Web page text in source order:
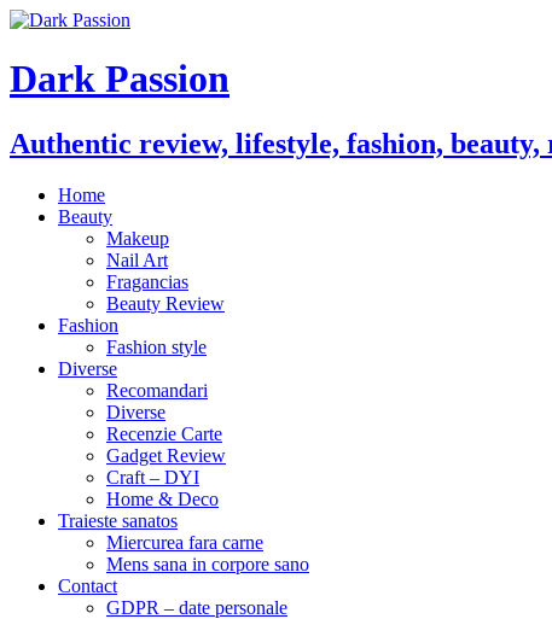
Dark Passion
Authentic review, lifestyle, fashion,
Home
Beauty
Makeup
Nail Art
Fragancias
Beauty Review
Fashion
Fashion style
Diverse
Recomandari
Diverse
Recenzie Carte
Gadget Review
Craft – DYI
Home & Deco
Traieste sanatos
Miercurea fara carne
Mens sana in corpore sano
Contact
GDPR – date personale